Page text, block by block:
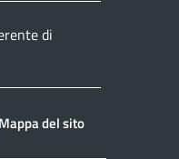
di
Mappa del sito